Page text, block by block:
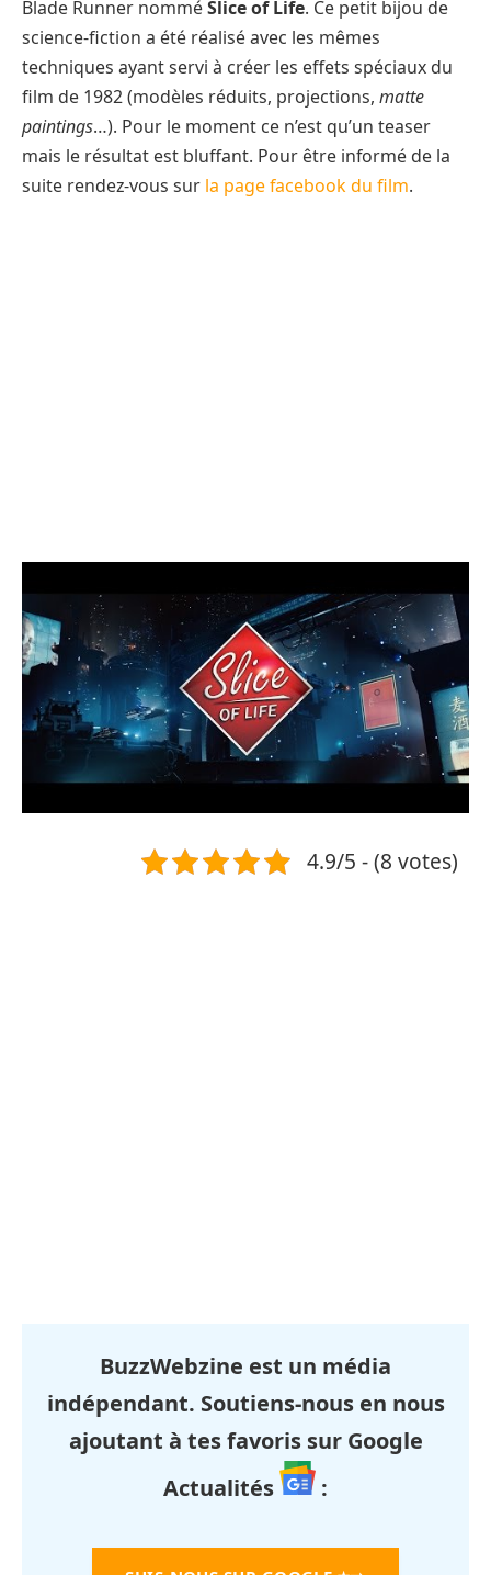
Blade Runner nomméSlice of Life. Ce petit bijou de
science-fiction a été réalisé avec les mêmes
techniques ayant servi à créer les effets spéciaux du
film de 1982 (modèles réduits, projections, matte
paintings…). Pour le moment ce n’est qu’un teaser
mais le résultat est bluffant. Pour être informé de la
suite rendez-vous sur la page facebook du film.
4.9/5 - (8 votes)
BuzzWebzine est un média
indépendant. Soutiens-nous en nous
ajoutant à tes favoris sur Google
Actualités
: